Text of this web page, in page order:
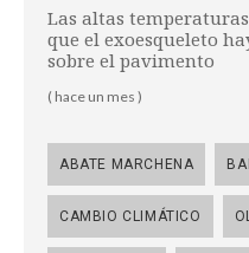
Las altas
que el exoesqueleto
sobre el pavimento
( hace un mes )
ABATE MARCHENA
CAMBIO CLIMÁTICO